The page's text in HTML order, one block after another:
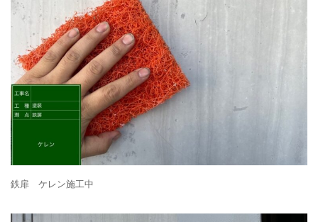
鉄扉 ケレン施工中